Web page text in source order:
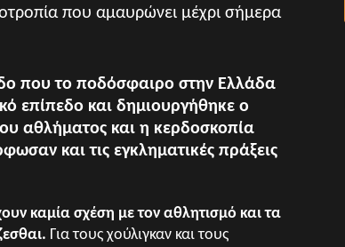
που αμαυρώνει μέχρι σήμερα
που το ποδόσφαιρο στην Ελλάδα
επίπεδο και δημιουργήθηκε ο
αθλήματος και η κερδοσκοπία
και τις εγκληματικές πράξεις
καμία σχέση με τον αθλητισμό και τα
Για τους χούλιγκαν και τους